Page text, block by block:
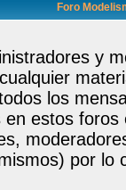
Foro
y
los
en estos
por lo